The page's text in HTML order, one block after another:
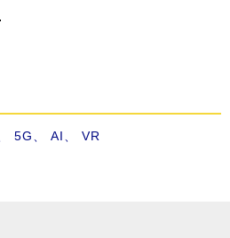
5G AI VR